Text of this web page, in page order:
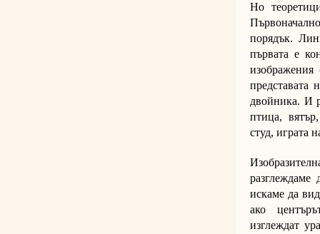
Но
порядък.
първата е
представата
двойника. И
птица, вятър,
студ, играта
искаме да
ако
изглеждат